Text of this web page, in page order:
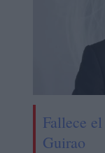
Fallece
Guirao